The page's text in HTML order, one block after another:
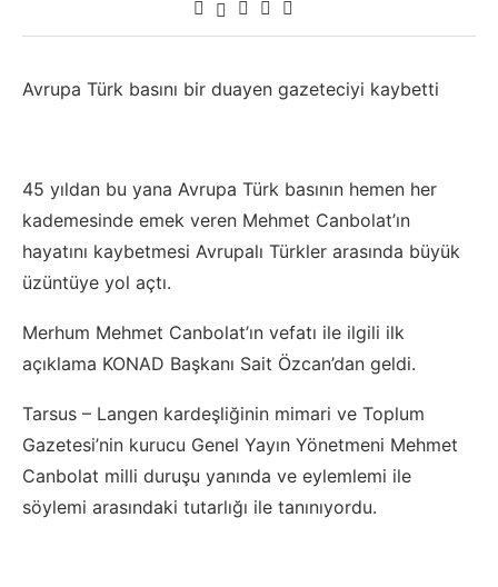
Avrupa Türk basını bir duayen gazeteciyi kaybetti
45 yıldan bu yana Avrupa Türk basının hemen her
kademesinde emek veren Mehmet Canbolat’ın
hayatını kaybetmesi Avrupalı Türkler arasında büyük
üzüntüye yol açtı.
Merhum Mehmet Canbolat’ın vefatı ile ilgili ilk
açıklama KONAD Başkanı Sait Özcan’dan geldi.
Tarsus – Langen kardeşliğinin mimari ve Toplum
Gazetesi’nin kurucu Genel Yayın Yönetmeni Mehmet
Canbolat milli duruşu yanında ve eylemlemi ile
söylemi arasındaki tutarlığı ile tanınıyordu.